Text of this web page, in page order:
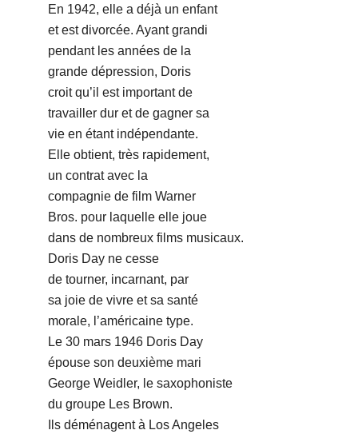
En 1942, elle a déjà un enfant
et est divorcée. Ayant grandi
pendant les années de la
grande dépression, Doris
croit qu’il est important de
travailler dur et de gagner sa
vie en étant indépendante.
Elle obtient, très rapidement,
un contrat avec la
compagnie de film Warner
Bros. pour laquelle elle joue
dans de nombreux films musicaux.
Doris Day ne cesse
de tourner, incarnant, par
sa joie de vivre et sa santé
morale, l’américaine type.
Le 30 mars 1946 Doris Day
épouse son deuxième mari
George Weidler, le saxophoniste
du groupe Les Brown.
Ils déménagent à Los Angeles